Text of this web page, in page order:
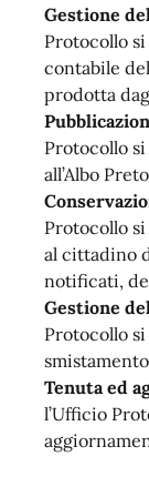
Gestione
Protocollo
contabile
prodotta
Protocollo
all’Albo
Protocollo
al cittadino
notificati,
Gestione
Protocollo
Tenuta ed
l’Ufficio